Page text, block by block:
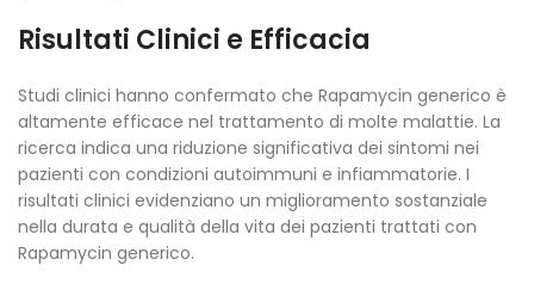
Risultati Clinici e Efficacia
Studi clinici hanno confermato che Rapamycin generico è
altamente efficace nel trattamento di molte malattie. La
ricerca indica una riduzione significativa dei sintomi nei
pazienti con condizioni autoimmuni e infiammatorie. I
risultati clinici evidenziano un miglioramento sostanziale
nella durata e qualità della vita dei pazienti trattati con
Rapamycin generico.